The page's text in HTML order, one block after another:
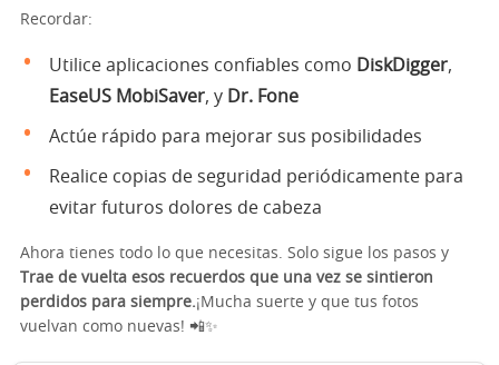
Recordar:
Utilice aplicaciones confiables como DiskDigger,
EaseUS MobiSaver, y Dr. Fone
Actúe rápido para mejorar sus posibilidades
Realice copias de seguridad periódicamente para
evitar futuros dolores de cabeza
Ahora tienes todo lo que necesitas. Solo sigue los pasos y
Trae de vuelta esos recuerdos que una vez se sintieron
perdidos para siempre.¡Mucha suerte y que tus fotos
vuelvan como nuevas! 📲✨